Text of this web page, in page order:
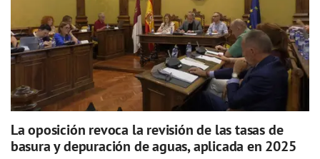
La oposición revoca la revisión de las tasas de
basura y depuración de aguas, aplicada en 2025